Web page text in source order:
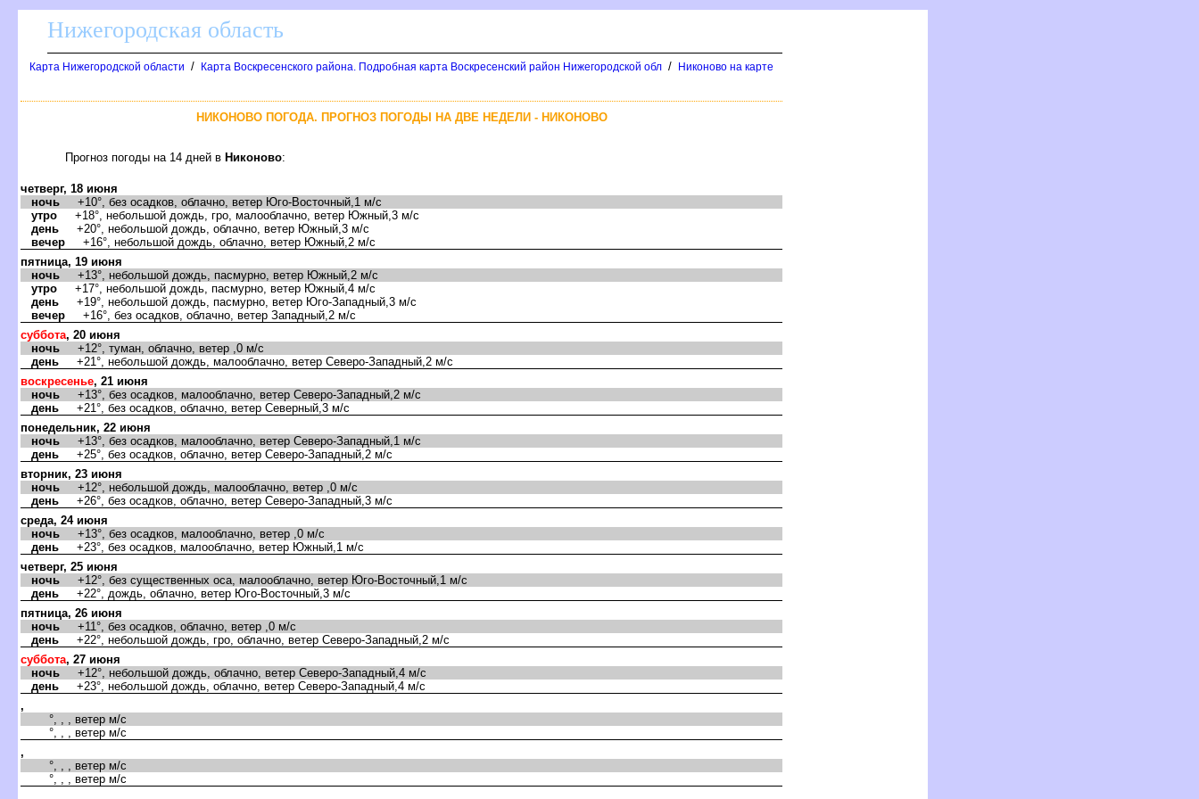
Нижегородская область
Карта Нижегородской области / Карта Воскресенского района. Подробная карта Воскресенский район Нижегородской обл / Никоново на карте
НИКОНОВО ПОГОДА. ПРОГНОЗ ПОГОДЫ НА ДВЕ НЕДЕЛИ - НИКОНОВО
Прогноз погоды на 14 дней Никоново:
четверг, 18 июня
ночь +10°, без осадков, облачно, ветер Юго-Восточный,1 м/с
утро +18°, небольшой дождь, гро, малооблачно, ветер Южный,3 м/с
день +20°, небольшой дождь, облачно, ветер Южный,3 м/с
ечер +16°, небольшой дождь, облачно, ветер Южный,2 м/с
пятница, 19 июня
ночь +13°, небольшой дождь, пасмурно, ветер Южный,2 м/с
утро +17°, небольшой дождь, пасмурно, ветер Южный,4 м/с
день +19°, небольшой дождь, пасмурно, ветер Юго-Западный,3 м/с
ечер +16°, без осадков, облачно, ветер Западный,2 м/с
суббота, 20 июня
ночь +12°, туман, облачно, ветер ,0 м/с
день +21°, небольшой дождь, малооблачно, ветер Северо-Западный,2 м/с
оскресенье, 21 июня
ночь +13°, без осадков, малооблачно, ветер Северо-Западный,2 м/с
день +21°, без осадков, облачно, ветер Северный,3 м/с
понедельник, 22 июня
ночь +13°, без осадков, малооблачно, ветер Северо-Западный,1 м/с
день +25°, без осадков, облачно, ветер Северо-Западный,2 м/с
торник, 23 июня
ночь +12°, небольшой дождь, малооблачно, ветер ,0 м/с
день +26°, без осадков, облачно, ветер Северо-Западный,3 м/с
среда, 24 июня
ночь +13°, без осадков, малооблачно, ветер ,0 м/с
день +23°, без осадков, малооблачно, ветер Южный,1 м/с
четверг, 25 июня
ночь +12°, без существенных оса, малооблачно, ветер Юго-Восточный,1 м/с
день +22°, дождь, облачно, ветер Юго-Восточный,3 м/с
пятница, 26 июня
ночь +11°, без осадков, облачно, ветер ,0 м/с
день +22°, небольшой дождь, гро, облачно, ветер Северо-Западный,2 м/с
суббота, 27 июня
ночь +12°, небольшой дождь, облачно, ветер Северо-Западный,4 м/с
день +23°, небольшой дождь, облачно, ветер Северо-Западный,4 м/с
,
°, , , ветер м/с
°, , , ветер м/с
,
°, , , ветер м/с
°, , , ветер м/с